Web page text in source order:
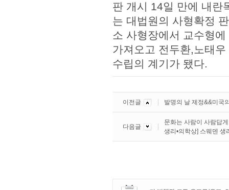
판 개시 14일 만에 내란
는 대법원의 사형확정
소 사형장에서 교수형
가져오고 전두환,노태
수립의 계기가 됐다.
이전글 발명의 날 제정&&미국
다음글
문화는 사람이 사람답
생리•의학상] 스웨덴 생